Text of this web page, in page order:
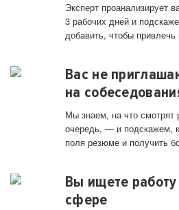
Эксперт проанализирует
3 рабочих дней и
добавить, чтобы
Вас не
на
Мы знаем, на что смотрят
очередь, — и подскажем,
поля резюме и получить
Вы ищете работу
сфере